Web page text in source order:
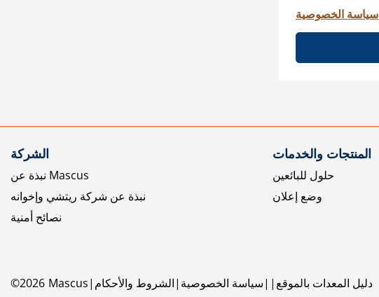
سياسة الخصوصية
الشركة
نبذة عن Mascus
نبذة عن شركة ريتشي وإخوانه
نصائح أمنية
المنتجات والخدمات
حلول للبائعين
وضع إعلان
©2026 Mascus الشروط والأحكام سياسة الخصوصية دليل المعدات بالموقع